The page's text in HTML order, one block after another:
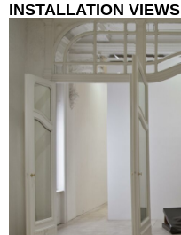
INSTALLATION VIEWS